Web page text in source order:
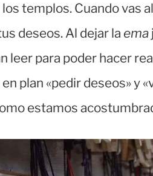
templos. Cuando vas
deseos. Al dejar la ema
leer para poder hacer
plan «pedir deseos» y
estamos